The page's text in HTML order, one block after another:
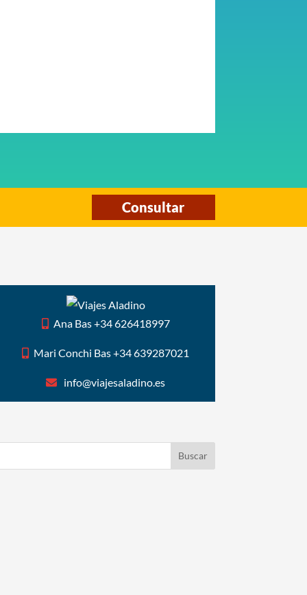
Consultar
Ana Bas +34 626418997
Mari Conchi Bas +34 639287021
info@viajesaladino.es